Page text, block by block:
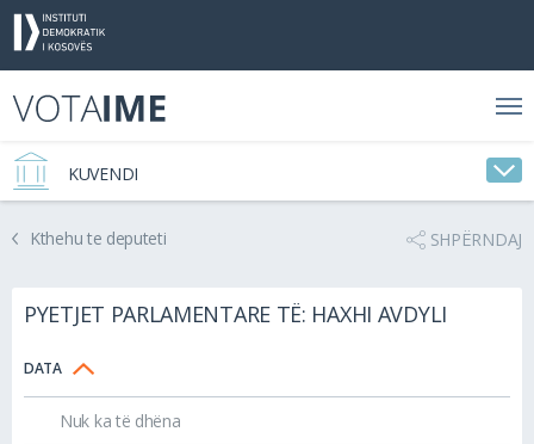
KUVENDI
Kthehu te deputeti SHPËRNDAJ
PYETJET PARLAMENTARE TË: HAXHI AVDYLI
DATA
Nuk ka të dhëna